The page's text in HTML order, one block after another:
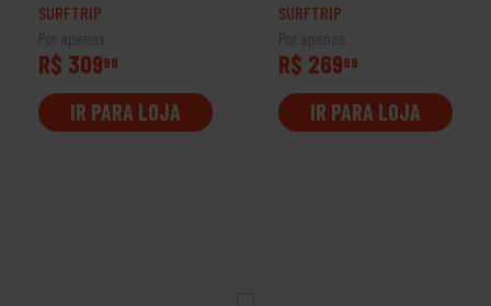
SURFTRIP
Por apenas
R$ 30999
IR PARA LOJA
SURFTRIP
Por apenas
R$ 26999
IR PARA LOJA